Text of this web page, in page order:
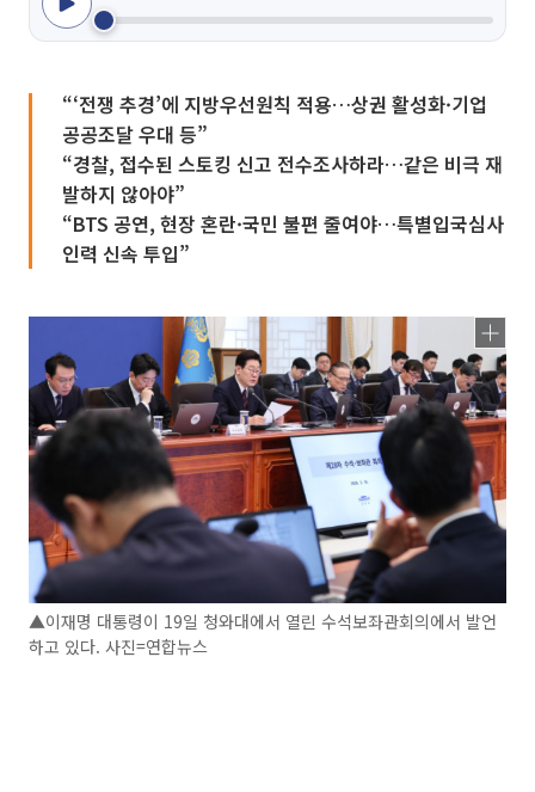
“‘전쟁 추경’에 지방우선원칙 적용…상권 활성화·기업
공공조달 우대 등”
“경찰, 접수된 스토킹 신고 전수조사하라…같은 비극 재
발하지 않아야”
“BTS 공연, 현장 혼란·국민 불편 줄여야…특별입국심사
인력 신속 투입”
▲이재명 대통령이 19일 청와대에서 열린 수석보좌관회의에서 발언
하고 있다. 사진=연합뉴스